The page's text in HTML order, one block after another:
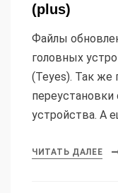
(plus)
Файлы
головных
(Teyes). Так же
устройства. А
ЧИТАТЬ ДАЛЕЕ